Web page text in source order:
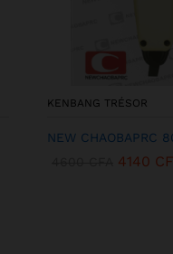
KENBANG TRÉSOR
NEW CHAOBAPRC
4140